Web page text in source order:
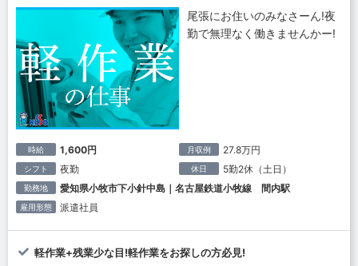
尾張にお住いのみなさーん!夜
勤で無理なく働きませんかー!
時給 1,600円 月収例 27.8万円
シフト 夜勤 休日 5勤2休（土日）
勤務地 愛知県小牧市下小針中島｜名古屋鉄道小牧線 間内駅
雇用形態 派遣社員
軽作業+残業少な目!軽作業をお探しの方必見!